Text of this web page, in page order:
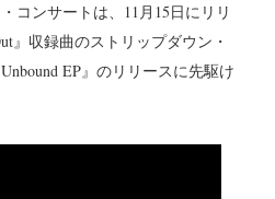
コンサートは、11月15日にリリ
』収録曲のストリップダウン・
EP』のリリースに先駆け